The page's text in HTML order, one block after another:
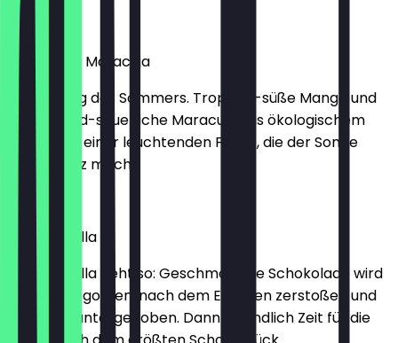
2,30 €
Mango mit Maracuja
Der Anfang des Sommers. Tropisch-süße Mango und
erfrischend-säuerliche Maracuja aus ökologischem
Anbau. Mit einer leuchtenden Farbe, die der Sonne
Konkurrenz macht.
Stracciatella
Stracciatella geht so: Geschmolzene Schokolade wird
über Eis gegossen, nach dem Erkalten zerstoßen und
per Hand untergehoben. Dann ist endlich Zeit für die